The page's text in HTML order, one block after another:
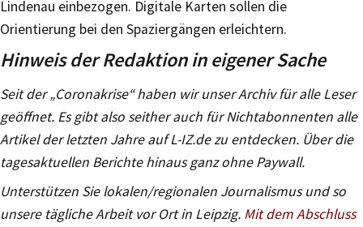
Lindenau einbezogen. Digitale Karten sollen die
Orientierung bei den Spaziergängen erleichtern.
Hinweis der Redaktion in eigener Sache
Seit der „Coronakrise“ haben wir unser Archiv für alle Leser
geöffnet. Es gibt also seither auch für Nichtabonnenten alle
Artikel der letzten Jahre auf L-IZ.de zu entdecken. Über die
tagesaktuellen Berichte hinaus ganz ohne Paywall.
Unterstützen Sie lokalen/regionalen Journalismus und so
unsere tägliche Arbeit vor Ort in Leipzig. Mit dem Abschluss